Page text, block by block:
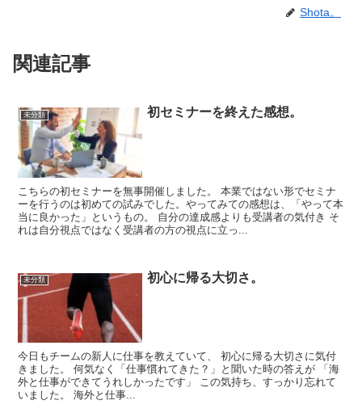
Shota。
関連記事
未分類 初セミナーを終えた感想。
こちらの初セミナーを無事開催しました。 本業ではない形でセミナ
ーを行うのは初めての試みでした。やってみての感想は、「やって本
当に良かった」というもの。 自分の達成感よりも受講者の気付き そ
れは自分視点ではなく受講者の方の視点に立っ...
未分類 初心に帰る大切さ。
今日もチームの新人に仕事を教えていて、 初心に帰る大切さに気付
きました。 何気なく「仕事慣れてきた？」と聞いた時の答えが 「海
外と仕事ができてうれしかったです」 この気持ち、すっかり忘れて
いました。 海外と仕事...